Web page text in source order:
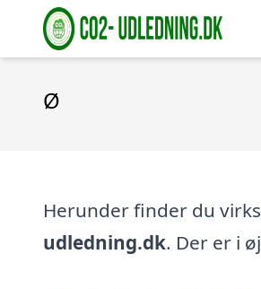
Ø
Herunder finder du
udledning.dk. Der er i